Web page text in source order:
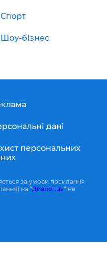
Спорт
Шоу-бізнес
дані
персональних
за умови посилання
на "Диалог.ua" не